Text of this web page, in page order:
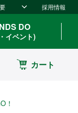
採用情報
DO
イベント)
カート
！